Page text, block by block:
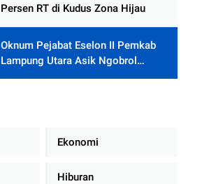
Persen RT di Kudus Zona Hijau
Oknum Pejabat Eselon II Pemkab
Lampung Utara Asik Ngobrol
Dengan Teman Kencan Wanitanya
Ekonomi
Hiburan